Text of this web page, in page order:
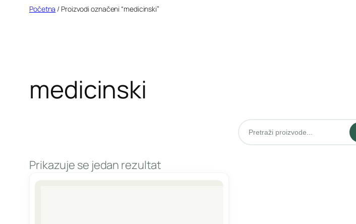
Početna / Proizvodi označeni “medicinski”
medicinski
Pretraži
Prikazuje se jedan rezultat